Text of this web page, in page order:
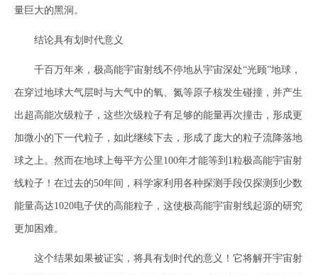
量巨大的黑洞。
结论具有划时代意义
千百万年来，极高能宇宙射线不停地从宇宙深处“光顾”地球，
在穿过地球大气层时与大气中的氧、氮等原子核发生碰撞，并产生
出超高能次级粒子，这些次级粒子有足够的能量再次撞击，形成更
加微小的下一代粒子，如此继续下去，形成了庞大的粒子流降落地
球之上。然而在地球上每平方公里100年才能等到1粒极高能宇宙射
线粒子！在过去的50年间，科学家利用各种探测手段仅探测到少数
能量高达1020电子伏的高能粒子，这使极高能宇宙射线起源的研究
更加困难。
这个结果如果被证实，将具有划时代的意义！它将解开宇宙射